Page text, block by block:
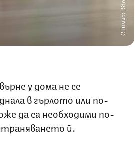
Снимка: iStock
у дома не се
в гърлото или по-
да са необходими по-
й.